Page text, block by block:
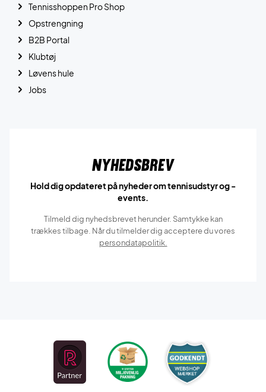
Tennisshoppen Pro Shop
Opstrengning
B2B Portal
Klubtøj
Løvens hule
Jobs
Nyhedsbrev
Hold dig opdateret på nyheder om tennisudstyr og -
events.
Tilmeld dig nyhedsbrevet herunder. Samtykke kan
trækkes tilbage. Når du tilmelder dig acceptere du vores
persondatapolitik.